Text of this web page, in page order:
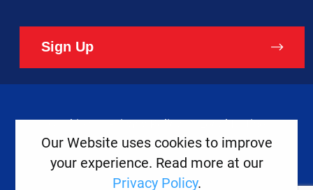
Sign Up
Copyright ©2026Europe House
Cookies Privacy Policy Legal Notice
Our Website uses cookies to improve
your experience. Read more at our
Privacy Policy.